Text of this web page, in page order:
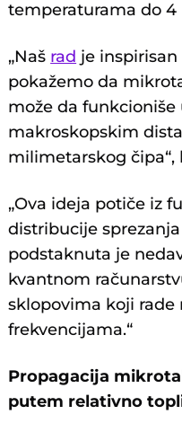
temperaturama do 4
„Naš rad je
pokažemo da
može da
makroskopskim
milimetarskog čipa“,
„Ova ideja potiče iz
distribucije
podstaknuta je
kvantnom
sklopovima koji
frekvencijama.“
Propagacija
putem relativno